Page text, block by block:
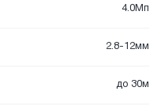
4.0Мп
2.8-12мм
до 30м